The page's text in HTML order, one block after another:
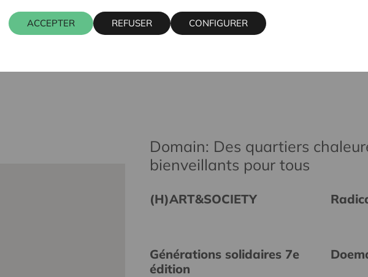
Domain: Des quartiers
bienveillants pour tous
(H)ART&SOCIETY
Générations solidaires 7e
édition
ACCEPTER REFUSER CONFIGURER